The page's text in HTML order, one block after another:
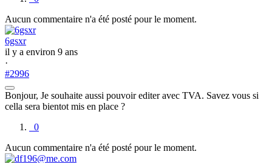
Aucun commentaire n'a été posté pour le moment.
6gsxr
il y a environ 9 ans
·
#2996
Bonjour, Je souhaite aussi pouvoir editer avec TVA. Savez vous si
cella sera bientot mis en place ?
0
Aucun commentaire n'a été posté pour le moment.